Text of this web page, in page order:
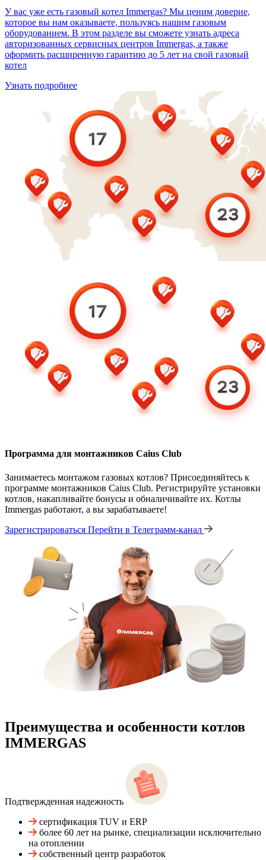
У вас уже есть газовый котел Immergas? Мы ценим доверие,
которое вы нам оказываете, пользуясь нашим газовым
оборудованием. В этом разделе вы сможете узнать адреса
авторизованных сервисных центров Immergas, а также
оформить расширенную гарантию до 5 лет на свой газовый
котел
Узнать подробнее
Программа для монтажников Caius Club
Занимаетесь монтажом газовых котлов? Присоединяйтесь к
программе монтажников Caius Club. Регистрируйте установки
котлов, накапливайте бонусы и обналичивайте их. Котлы
Immergas работают, а вы зарабатываете!
Зарегистрироваться Перейти в Телеграмм-канал
Преимущества и особенности котлов
IMMERGAS
Подтвержденная надежность
сертификация TUV и ERP
более 60 лет на рынке, специализации исключительно
на отоплении
собственный центр разработок